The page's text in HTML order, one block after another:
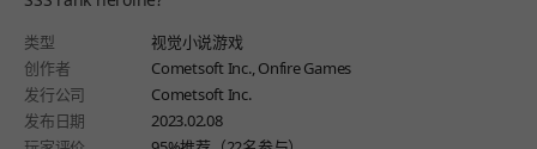
类型
视觉小说游戏
创作者
Cometsoft Inc., Onfire Games
发行公司
Cometsoft Inc.
发布日期
2023.02.08